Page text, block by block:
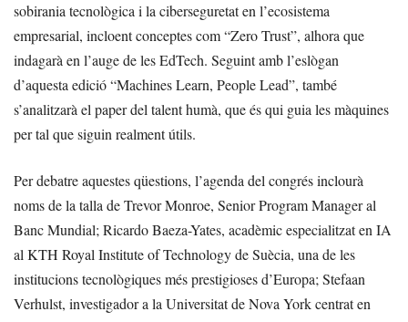
sobirania tecnològica i la ciberseguretat en l’ecosistema
empresarial, incloent conceptes com “Zero Trust”, alhora que
indagarà en l’auge de les EdTech. Seguint amb l’eslògan
d’aquesta edició “Machines Learn, People Lead”, també
s’analitzarà el paper del talent humà, que és qui guia les màquines
per tal que siguin realment útils.
Per debatre aquestes qüestions, l’agenda del congrés inclourà
noms de la talla de Trevor Monroe, Senior Program Manager al
Banc Mundial; Ricardo Baeza-Yates, acadèmic especialitzat en IA
al KTH Royal Institute of Technology de Suècia, una de les
institucions tecnològiques més prestigioses d’Europa; Stefaan
Verhulst, investigador a la Universitat de Nova York centrat en